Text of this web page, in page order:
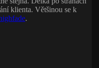
klienta. Většinou se k
.